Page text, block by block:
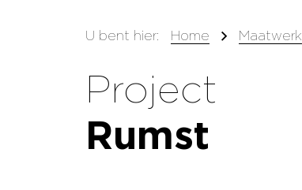
U bent hier: Home Maatwerk
Project
Rumst